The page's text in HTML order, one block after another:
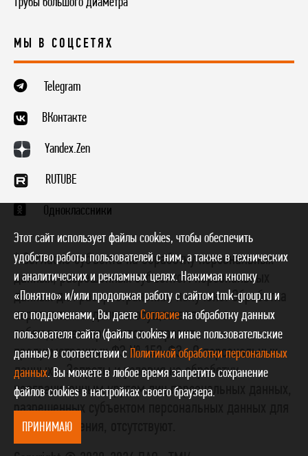
Трубы большого диаметра
МЫ В СОЦСЕТЯХ
Telegram
ВКонтакте
Yandex.Zen
RUTUBE
Одноклассники
* Согласие субъекта на обработку персональных
данных, разрешенных субъектом персональных
данных для распространения, получено. Обработка
персональных данных осуществляется с
соблюдением принципов и правил,
предусмотренных ФЗ № 152-ФЗ «О персональных
данных». Запреты и условия на обработку
неограниченным кругом лиц персональных данных,
разрешенных субъектом персональных данных для
распространения, отсутствуют.
Этот сайт использует файлы cookies, чтобы обеспечить
удобство работы пользователей с ним, а также в технических
и аналитических и рекламных целях. Нажимая кнопку
«Понятно» и/или продолжая работу с сайтом tmk-group.ru и
его поддоменами, Вы даете Согласие на обработку данных
пользователя сайта (файлы cookies и иные пользовательские
данные) в соответствии с Политикой обработки персональных
данных. Вы можете в любое время запретить сохранение
файлов cookies в настройках своего браузера.
ПРИНИМАЮ